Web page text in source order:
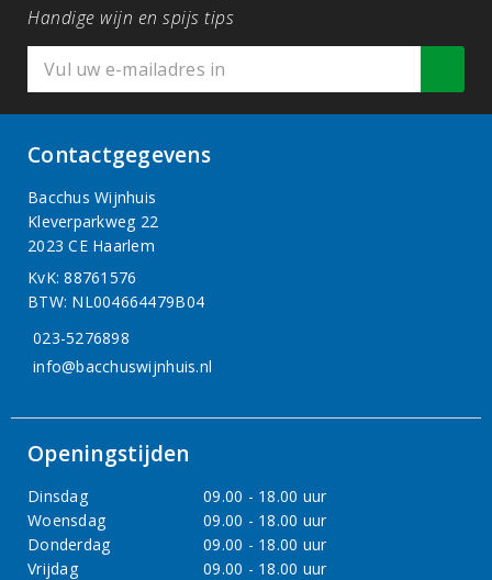
Handige wijn en spijs tips
Contactgegevens
Bacchus Wijnhuis
Kleverparkweg 22
2023 CE Haarlem
KvK: 88761576
BTW: NL004664479B04
023-5276898
info@bacchuswijnhuis.nl
Openingstijden
Dinsdag
09.00 - 18.00 uur
Woensdag
09.00 - 18.00 uur
Donderdag
09.00 - 18.00 uur
Vrijdag
09.00 - 18.00 uur